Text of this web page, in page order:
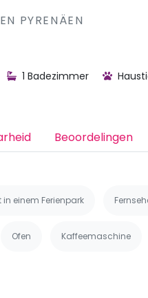
PYRENÄEN
1 Badezimmer
Beoordelingen
in einem Ferienpark
Ofen Kaffeemaschine